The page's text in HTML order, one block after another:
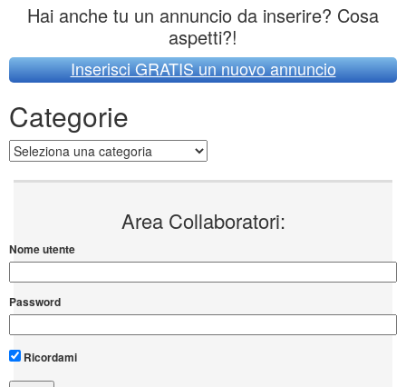
Hai anche tu un annuncio da inserire? Cosa
aspetti?!
Inserisci GRATIS un nuovo annuncio
Categorie
Categorie
Area Collaboratori:
Nome utente
Password
Ricordami